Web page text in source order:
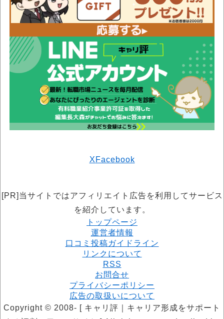
X Facebook
[PR]当サイトではアフィリエイト広告を利用してサービス
を紹介しています。
トップページ
運営者情報
口コミ投稿ガイドライン
リンクについて
RSS
お問合せ
プライバシーポリシー
広告の取扱いについて
Copyright © 2008- [ キャリ評｜キャリア形成をサポート